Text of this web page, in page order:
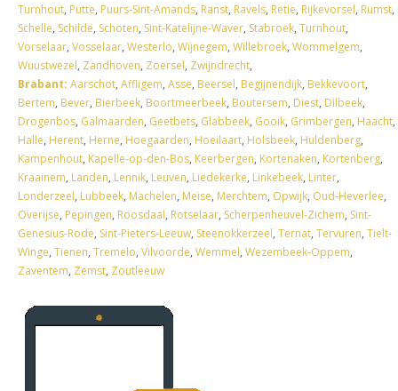
Turnhout, Putte, Puurs-Sint-Amands, Ranst, Ravels, Retie, Rijkevorsel, Rumst,
Schelle, Schilde, Schoten, Sint-Katelijne-Waver, Stabroek, Turnhout,
Vorselaar, Vosselaar, Westerlo, Wijnegem, Willebroek, Wommelgem,
Wuustwezel, Zandhoven, Zoersel, Zwijndrecht,
Brabant: Aarschot, Affligem, Asse, Beersel, Begijnendijk, Bekkevoort,
Bertem, Bever, Bierbeek, Boortmeerbeek, Boutersem, Diest, Dilbeek,
Drogenbos, Galmaarden, Geetbets, Glabbeek, Gooik, Grimbergen, Haacht,
Halle, Herent, Herne, Hoegaarden, Hoeilaart, Holsbeek, Huldenberg,
Kampenhout, Kapelle-op-den-Bos, Keerbergen, Kortenaken, Kortenberg,
Kraainem, Landen, Lennik, Leuven, Liedekerke, Linkebeek, Linter,
Londerzeel, Lubbeek, Machelen, Meise, Merchtem, Opwijk, Oud-Heverlee,
Overijse, Pepingen, Roosdaal, Rotselaar, Scherpenheuvel-Zichem, Sint-
Genesius-Rode, Sint-Pieters-Leeuw, Steenokkerzeel, Ternat, Tervuren, Tielt-
Winge, Tienen, Tremelo, Vilvoorde, Wemmel, Wezembeek-Oppem,
Zaventem, Zemst, Zoutleeuw